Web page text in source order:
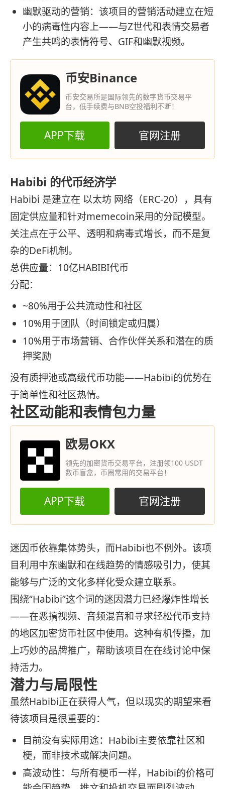
幽默驱动的营销：该项目的营销活动建立在短
小的病毒性内容上——与Z世代和表情交易者
产生共鸣的表情符号、GIF和幽默视频。
币安Binance
币安交易所是国际领先的数字货币交易平
台，低手续费与BNB空投福利不断！
APP下载 官网注册
Habibi 的代币经济学
Habibi 是建立在 以太坊 网络（ERC-20），具有
固定供应量和针对memecoin采用的分配模型。
关注点在于公平、透明和病毒式增长，而不是复
杂的DeFi机制。
总供应量：10亿HABIBI代币
分配：
~80%用于公共流动性和社区
10%用于团队（时间锁定或归属）
10%用于市场营销、合作伙伴关系和潜在的质
押奖励
没有质押池或高级代币功能——Habibi的优势在
于简单性和社区热情。
社区动能和表情包力量
欧易OKX
领先的加密货币交易平台，注册领100 USDT
数币盲盒，币圈常用的交易平台！
APP下载 官网注册
迷因币依靠集体势头，而Habibi也不例外。该项
目利用中东幽默和在线趋势的情感吸引力，使其
能够与广泛的文化多样化受众建立联系。
围绕“Habibi”这个词的迷因潜力已经爆炸性增长
——在恶搞视频、音频混音和寻求轻松代币支持
的地区加密货币社区中使用。这种有机传播，加
上巧妙的品牌推广，帮助该项目在在线讨论中保
持活力。
潜力与局限性
虽然Habibi正在获得人气，但以现实的期望来看
待该项目是很重要的：
目前没有实际用途：Habibi主要依靠社区和
梗，而非技术或解决问题。
高波动性：与所有梗币一样，Habibi的价格可